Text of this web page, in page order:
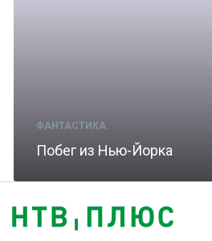
ФАНТАСТИКА
Побег из Нью-Йорка